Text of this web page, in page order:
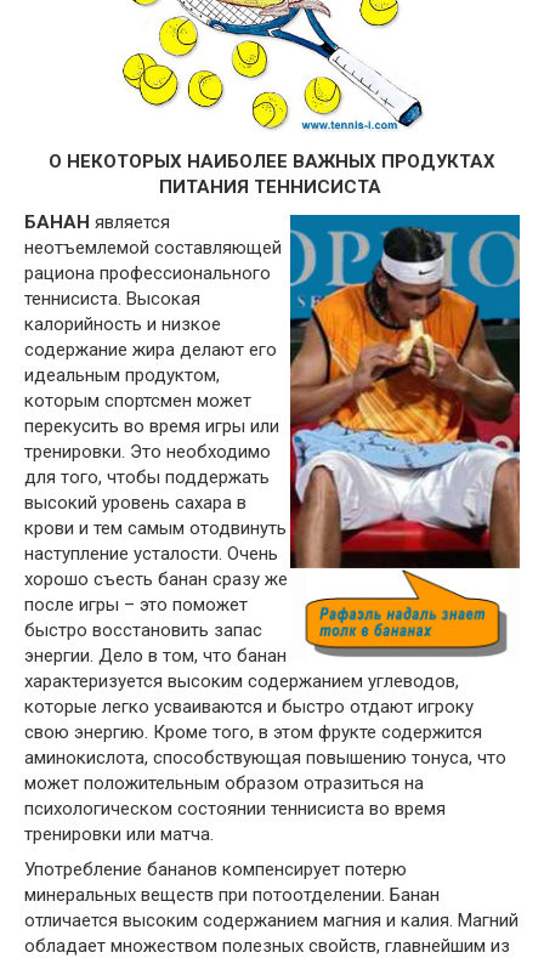
О НЕКОТОРЫХ НАИБОЛЕЕ ВАЖНЫХ ПРОДУКТАХ
ПИТАНИЯ ТЕННИСИСТА
БАНАН является
неотъемлемой составляющей
рациона профессионального
теннисиста. Высокая
калорийность и низкое
содержание жира делают его
идеальным продуктом,
которым спортсмен может
перекусить во время игры или
тренировки. Это необходимо
для того, чтобы поддержать
высокий уровень сахара в
крови и тем самым отодвинуть
наступление усталости. Очень
хорошо съесть банан сразу же
после игры – это поможет
быстро восстановить запас
энергии. Дело в том, что банан
характеризуется высоким содержанием углеводов,
которые легко усваиваются и быстро отдают игроку
свою энергию. Кроме того, в этом фрукте содержится
аминокислота, способствующая повышению тонуса, что
может положительным образом отразиться на
психологическом состоянии теннисиста во время
тренировки или матча.
Употребление бананов компенсирует потерю
минеральных веществ при потоотделении. Банан
отличается высоким содержанием магния и калия. Магний
обладает множеством полезных свойств, главнейшим из